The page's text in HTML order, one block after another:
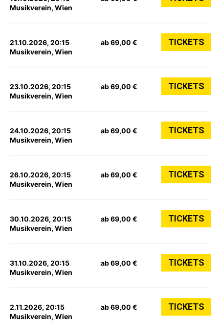
Musikverein, Wien
21.10.2026, 20:15
Musikverein, Wien
ab 69,00 € TICKETS
23.10.2026, 20:15
Musikverein, Wien
ab 69,00 € TICKETS
24.10.2026, 20:15
Musikverein, Wien
ab 69,00 € TICKETS
26.10.2026, 20:15
Musikverein, Wien
ab 69,00 € TICKETS
30.10.2026, 20:15
Musikverein, Wien
ab 69,00 € TICKETS
31.10.2026, 20:15
Musikverein, Wien
ab 69,00 € TICKETS
2.11.2026, 20:15
Musikverein, Wien
ab 69,00 € TICKETS